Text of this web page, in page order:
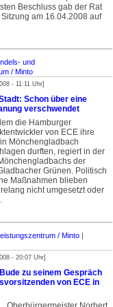
Beschluss gab der Rat
am 16.04.2008 auf
und
/ Minto
- 11:11 Uhr]
Schon über eine
verschwendet
die Hamburger
von ECE ihre
Mönchengladbach
durften, regiert in der
der
Grünen. Politisch
Maßnahmen blieben
nicht umgesetzt oder
/ Minto |
- 20:07 Uhr]
zu seinem Gespräch
von ECE in